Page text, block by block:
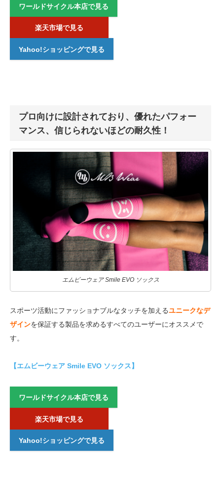
ワールドサイクル本店で見る
楽天市場で見る
Yahoo!ショッピングで見る
プロ向けに設計されており、優れたパフォー
マンス、信じられないほどの耐久性！
エムビーウェア Smile EVO ソックス
スポーツ活動にファッショナブルなタッチを加えるユニークなデ
ザインを保証する製品を求めるすべてのユーザーにオススメで
す。
【エムビーウェア Smile EVO ソックス】
ワールドサイクル本店で見る
楽天市場で見る
Yahoo!ショッピングで見る